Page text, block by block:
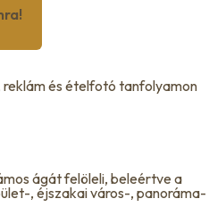
ágát felöleli, beleértve a
, éjszakai város-, panoráma-